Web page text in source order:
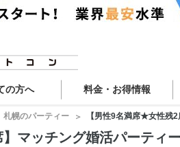
の方へ 料金・お得情報
札幌のパーティー 【男性9名満席★女性残
マッチング婚活パーティ